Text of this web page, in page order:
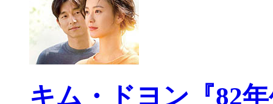
キム・ドヨン『82